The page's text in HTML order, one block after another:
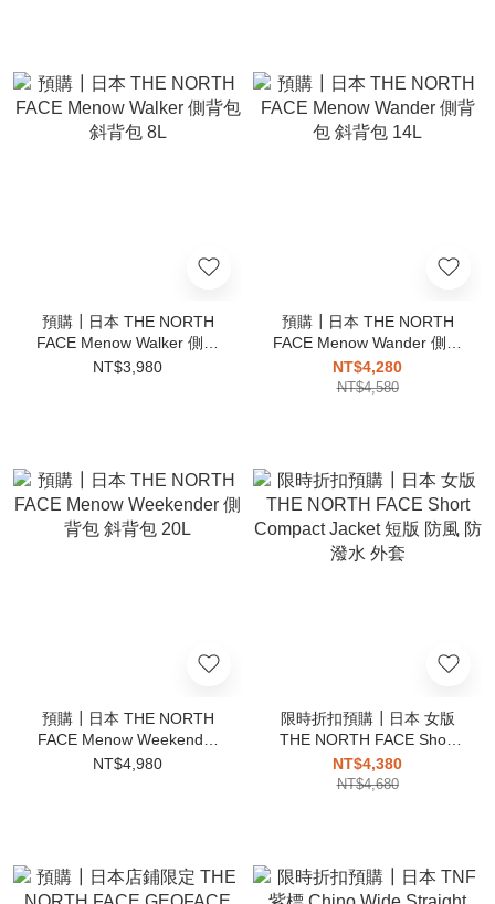
預購┃日本 THE NORTH
FACE Menow Walker 側背
包 斜背包 8L
NT$3,980
預購┃日本 THE NORTH
FACE Menow Wander 側背
包 斜背包 14L
NT$4,280
NT$4,580
預購┃日本 THE NORTH
FACE Menow Weekender
側背包 斜背包 20L
NT$4,980
限時折扣預購┃日本 女版
THE NORTH FACE Short
Compact Jacket 短版 防風
防潑水 外套
NT$4,380
NT$4,680